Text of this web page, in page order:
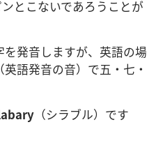
とこないであろうことが
発音しますが、英語の場
語発音の音）で五・七・
（シラブル）です